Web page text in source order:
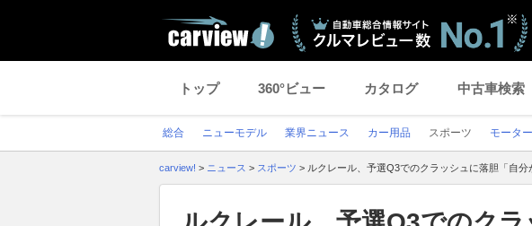
トップ 360°ビュー カタログ 中古車検索
総合 ニューモデル 業界ニュース カー用品 スポーツ モータ
carview! > ニュース > スポーツ > ルクレール、予選Q3でのクラッシュに落胆「自